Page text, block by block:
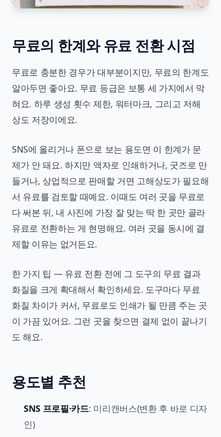
무료의 한계와 유료 전환 시점
무료로 충분한 경우가 대부분이지만, 무료의 한계도
알아두면 좋아요. 무료 등급은 보통 세 가지에서 막
혀요. 하루 생성 횟수 제한, 워터마크, 그리고 저해
상도 저장이에요.
SNS에 올리거나 폰으로 보는 용도면 이 한계가 문
제가 안 돼요. 하지만 액자로 인쇄하거나, 굿즈로 만
들거나, 상업적으로 판매할 거면 고해상도가 필요해
서 유료를 검토할 때예요. 이때도 여러 곳을 무료로
다 써본 뒤, 내 사진에 가장 잘 맞는 딱 한 곳만 골라
유료로 전환하는 게 현명해요. 여러 곳을 동시에 결
제할 이유는 없거든요.
한 가지 팁 — 유료 전환 전에 그 도구의 무료 결과
화질을 크게 확대해서 확인하세요. 도구마다 무료
화질 차이가 커서, 무료로도 인쇄가 될 만큼 주는 곳
이 가끔 있어요. 그런 곳을 찾으면 결제 없이 끝나기
도 해요.
용도별 추천
SNS 프로필·카드: 미리캔버스(변환 후 바로 디자
인)